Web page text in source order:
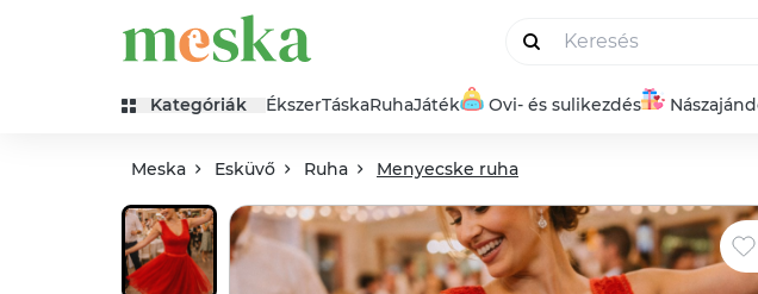
Kategóriák ÉkszerTáskaRuhaJáték Ovi- és sulikezdés
Meska Esküvő Ruha Menyecske ruha